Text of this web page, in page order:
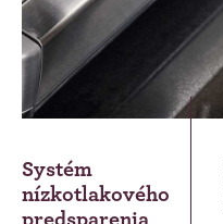
Systém
nízkotlakového
predsparenia